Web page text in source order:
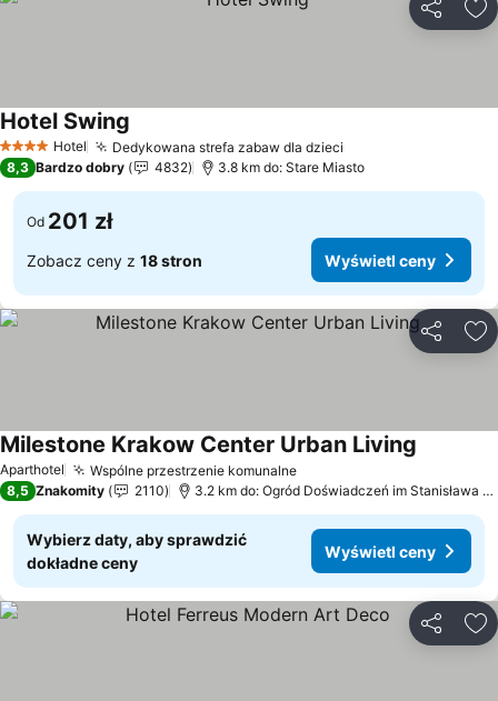
4 KategoriaHotel Dedykowana strefa zabaw dla dzieci
Hotel Swing
8,3 Bardzo dobry 4832 3.8 km do: Stare Miasto
Od 201 zł
Zobacz ceny z 18 stron Wyświetl ceny
Aparthotel Wspólne przestrzenie komunalne
Milestone Krakow Center Urban Living
8,5 Znakomity 2110 3.2 km do: Ogród Doświadczeń im Stanisława Lema
Wybierz daty, aby sprawdzić
dokładne ceny
Wyświetl ceny